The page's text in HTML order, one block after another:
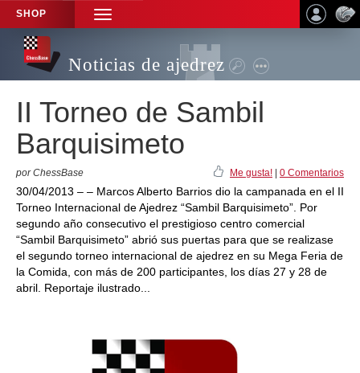
SHOP
TOGGLE
NAVIGATION
Noticias de ajedrez
II Torneo de Sambil
Barquisimeto
por ChessBase Me gusta! 0 Comentarios
30/04/2013 – – Marcos Alberto Barrios dio la campanada en el II
Torneo Internacional de Ajedrez “Sambil Barquisimeto”. Por
segundo año consecutivo el prestigioso centro comercial
“Sambil Barquisimeto” abrió sus puertas para que se realizase
el segundo torneo internacional de ajedrez en su Mega Feria de
la Comida, con más de 200 participantes, los días 27 y 28 de
abril. Reportaje ilustrado...